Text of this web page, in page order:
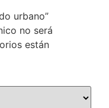
urbano”
no será
están